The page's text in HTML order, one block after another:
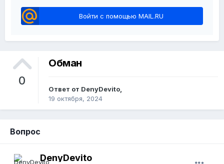
Войти с помощью MAIL.RU
0
Обман
Ответ от DenyDevito,
19 октября, 2024
Вопрос
DenyDevito